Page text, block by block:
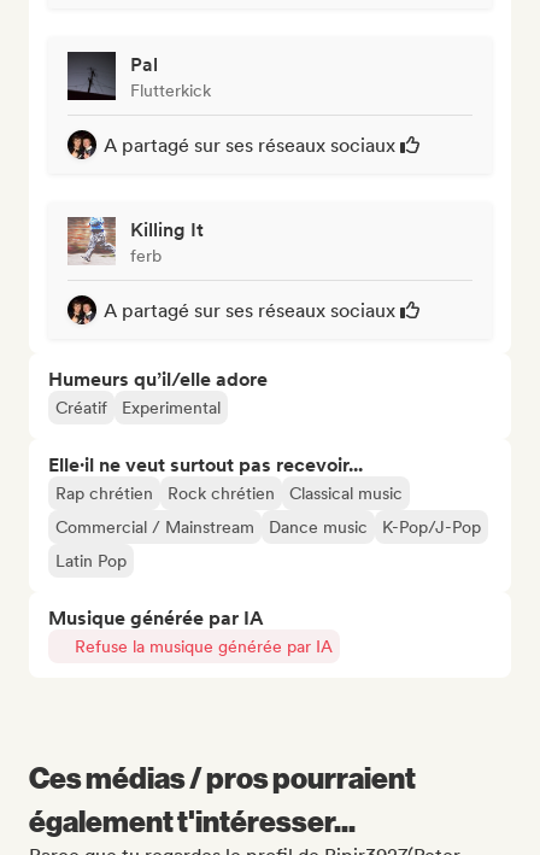
Pal
Flutterkick
A partagé sur ses réseaux sociaux
Killing It
ferb
A partagé sur ses réseaux sociaux
Humeurs qu’il/elle adore
Créatif Experimental
Elle·il ne veut surtout pas recevoir...
Rap chrétien Rock chrétien
Classical music
Commercial / Mainstream
Dance music
K-Pop/J-Pop
Latin Pop
Musique générée par IA
Refuse la musique générée par IA
Ces médias / pros pourraient
également t'intéresser...